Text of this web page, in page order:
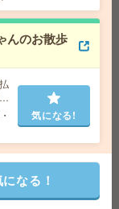
気になる!
17時台定
気になる!
んのお散歩
気になる!
なる！